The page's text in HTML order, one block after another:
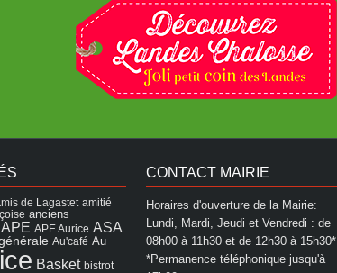
de Lagastet amitié
anciens
APE APE Aurice ASA
Au'café Au
Basket bistrot
CONTACT MAIRIE
Horaires d'ouverture de la Mairie:
Lundi, Mardi, Jeudi et Vendredi : de
08h00 à 11h30 et de 12h30 à 15h30*
*Permanence téléphonique jusqu'à